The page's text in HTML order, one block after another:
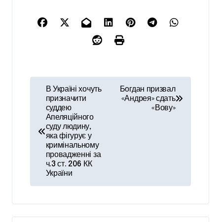
в
а
ц
В Україні хочуть
призначити
суддею
Апеляційного
суду людину,
яка фігурує у
кримінальному
провадженні за
ч.3 ст. 206 КК
України
Богдан призвал
«Андрея» сдать
«Вову»